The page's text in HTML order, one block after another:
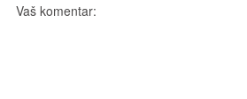
Vaš komentar: